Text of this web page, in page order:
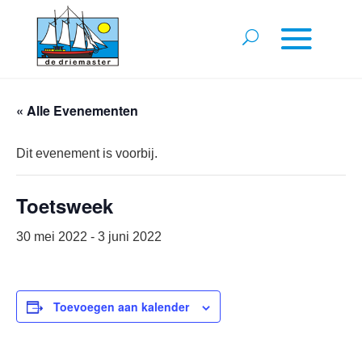
« Alle Evenementen
Dit evenement is voorbij.
Toetsweek
30 mei 2022 - 3 juni 2022
Toevoegen aan kalender